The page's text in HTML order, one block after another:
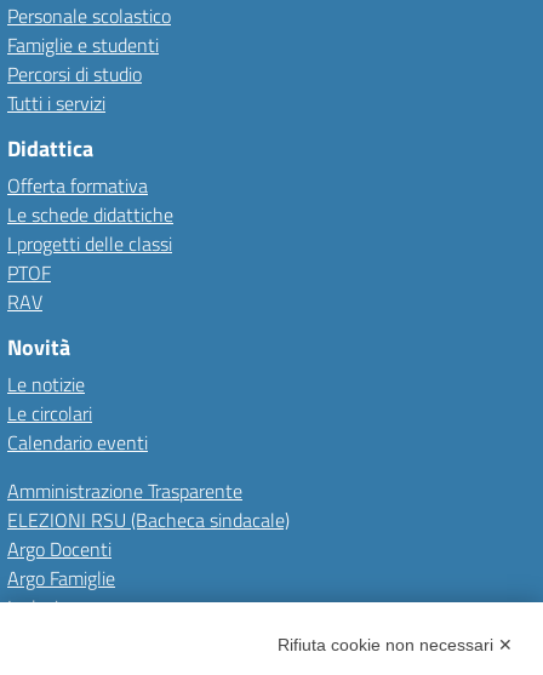
Personale scolastico
Famiglie e studenti
Percorsi di studio
Tutti i servizi
Didattica
Offerta formativa
Le schede didattiche
I progetti delle classi
PTOF
RAV
Novità
Le notizie
Le circolari
Calendario eventi
Amministrazione Trasparente
ELEZIONI RSU (Bacheca sindacale)
Argo Docenti
Argo Famiglie
Inclusione
Rifiuta cookie non necessari ✕